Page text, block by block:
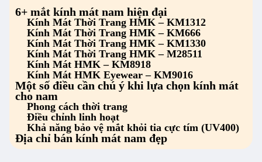
6+ mắt kính mát nam hiện đại
Kính Mát Thời Trang HMK – KM1312
Kính Mát Thời Trang HMK – KM666
Kính Mát Thời Trang HMK – KM1330
Kính Mát Thời Trang HMK – M28511
Kính Mát HMK – KM8918
Kính Mát HMK Eyewear – KM9016
Một số điều cần chú ý khi lựa chọn kính mát
cho nam
Phong cách thời trang
Điều chỉnh linh hoạt
Khả năng bảo vệ mắt khỏi tia cực tím (UV400)
Địa chỉ bán kính mát nam đẹp